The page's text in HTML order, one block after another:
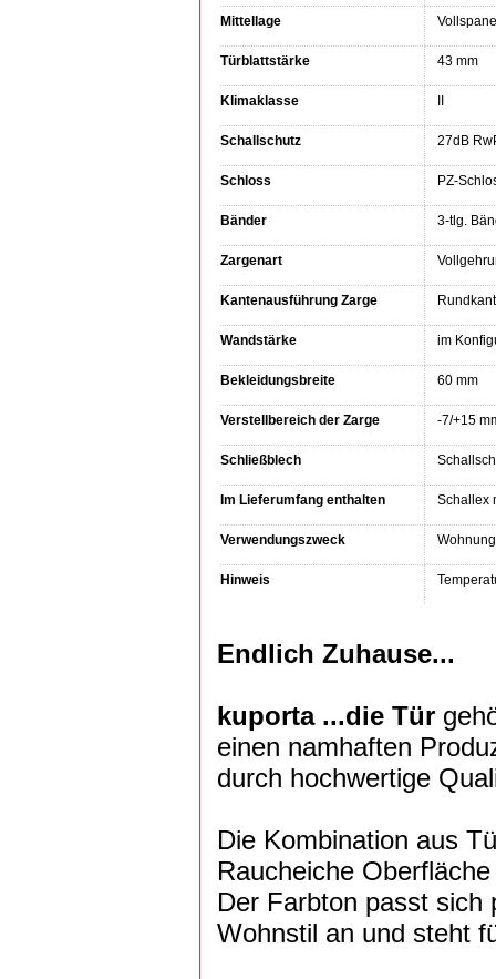
Mittellage
Türblattstärke 43 mm
Klimaklasse
Schallschutz 27dB
Schloss PZ-
Bänder 3-tlg.
Zargenart
Kantenausführung Zarge
Wandstärke im
Bekleidungsbreite 60 mm
Verstellbereich der Zarge -7/+15
Schließblech
Im Lieferumfang enthalten Schallex
Verwendungszweck
Hinweis
Endlich Zuhause...
kuporta ...die Tür
einen namhaften
durch hochwertige
Die Kombination aus
Raucheiche
Der Farbton passt sich
Wohnstil an und steht